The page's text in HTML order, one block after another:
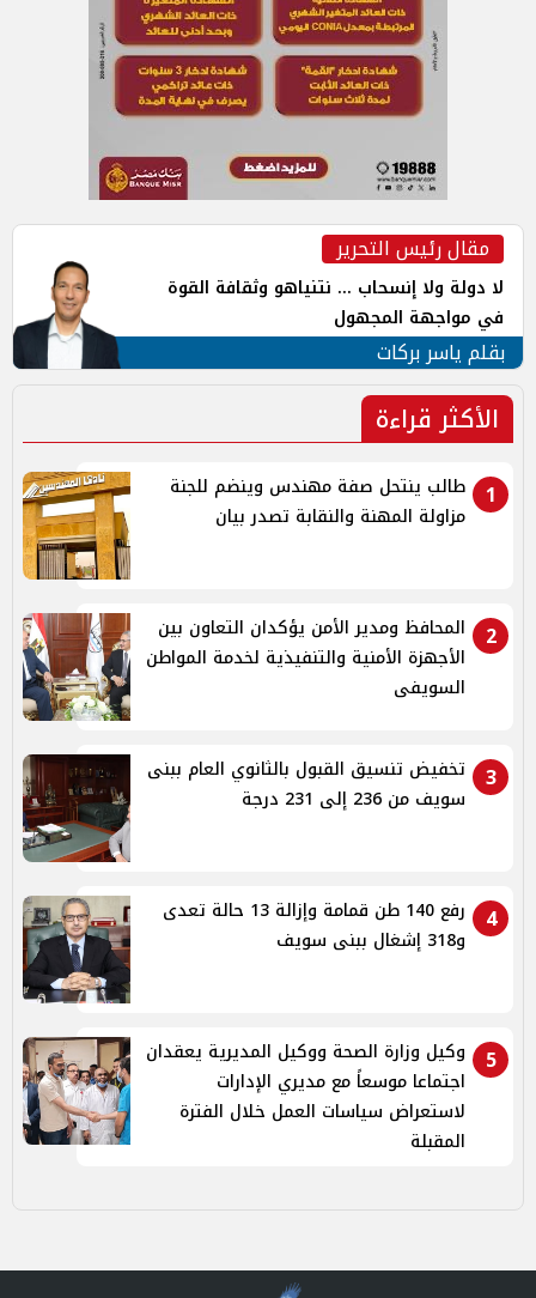
مقال رئيس التحرير
لا دولة ولا إنسحاب ... نتنياهو وثقافة القوة
في مواجهة المجهول
بقلم ياسر بركات
الأكثر قراءة
1
طالب ينتحل صفة مهندس وينضم للجنة
مزاولة المهنة والنقابة تصدر بيان
2
المحافظ ومدير الأمن يؤكدان التعاون بين
الأجهزة الأمنية والتنفيذية لخدمة المواطن
السويفى
3
تخفيض تنسيق القبول بالثانوي العام ببنى
سويف من 236 إلى 231 درجة
4
رفع 140 طن قمامة وإزالة 13 حالة تعدى
و318 إشغال ببنى سويف
5
وكيل وزارة الصحة ووكيل المديرية يعقدان
اجتماعا موسعاً مع مديري الإدارات
لاستعراض سياسات العمل خلال الفترة
المقبلة